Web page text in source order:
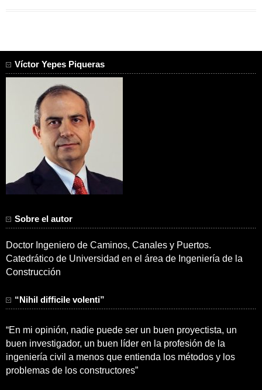
Víctor Yepes Piqueras
Sobre el autor
Doctor Ingeniero de Caminos, Canales y Puertos.
Catedrático de Universidad en el área de Ingeniería de la
Construcción
“Nihil difficile volenti”
“En mi opinión, nadie puede ser un buen proyectista, un
buen investigador, un buen líder en la profesión de la
ingeniería civil a menos que entienda los métodos y los
problemas de los constructores”